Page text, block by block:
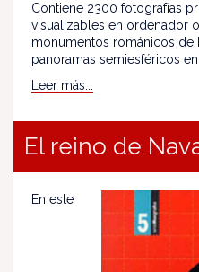
Contiene 2300 fotografías
visualizables en ordenador
monumentos románicos de
panoramas semiesféricos
Leer más...
El reino de
En este